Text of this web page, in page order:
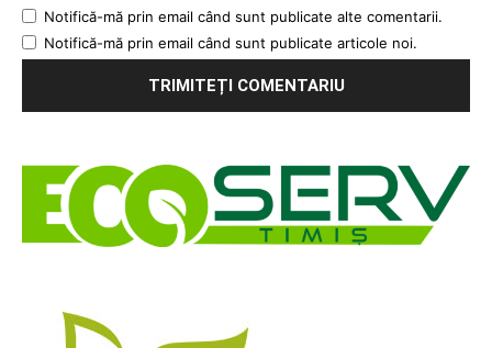
Notifică-mă prin email când sunt publicate alte comentarii.
Notifică-mă prin email când sunt publicate articole noi.